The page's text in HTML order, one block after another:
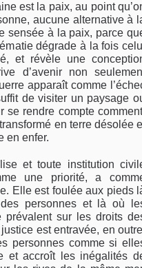
est la paix, au point
aucune alternative à
sensée à la paix, parce
dégrade à la fois
et révèle une
d’avenir non
apparaît comme
de visiter un paysage
se rendre compte
en terre désolée
en enfer.
et toute institution
une priorité, a
Elle est foulée aux pieds
personnes et là où
prévalent sur les droits
est entravée, en
personnes comme si
et accroît les inégalités